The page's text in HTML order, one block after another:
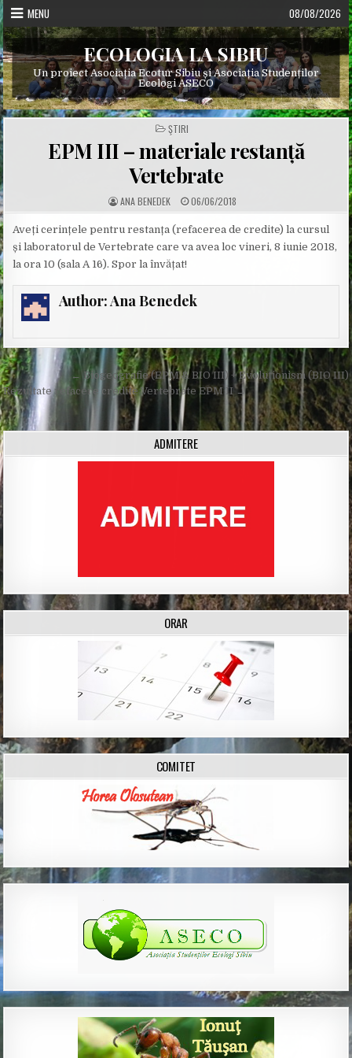
Skip
to
content
MENU 08/08/2026
ECOLOGIA LA SIBIU
Un proiect Asociația Ecotur Sibiu și Asociația Studenților
Ecologi ASECO
POSTED
IN
ŞTIRI
EPM III – materiale restanță
Vertebrate
A
U
H
R
ANA BENEDEK P
U
L
S
D
A
T
06/06/2018
Aveți cerințele pentru restanța (refacerea de credite) la cursul
și laboratorul de Vertebrate care va avea loc vineri, 8 iunie 2018,
la ora 10 (sala A 16). Spor la învățat!
Author:Ana Benedek
Post
navigation
← Biogeografie (EPM & BIO III) + Evoluționism (BIO III)
Rezultate refacere credite Vertebrate EPM II →
ADMITERE
ORAR
COMITET